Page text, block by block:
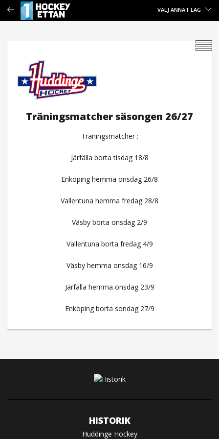
VÄLJ ANNAT LAG
Träningsmatcher säsongen 26/27
Träningsmatcher :
Järfälla borta tisdag 18/8
Enköping hemma onsdag 26/8
Vallentuna hemma fredag 28/8
Väsby borta onsdag 2/9
Vallentuna borta fredag 4/9
Väsby hemma onsdag 16/9
Järfälla hemma onsdag 23/9
Enköping borta söndag 27/9
HISTORIK
Huddinge Hockey